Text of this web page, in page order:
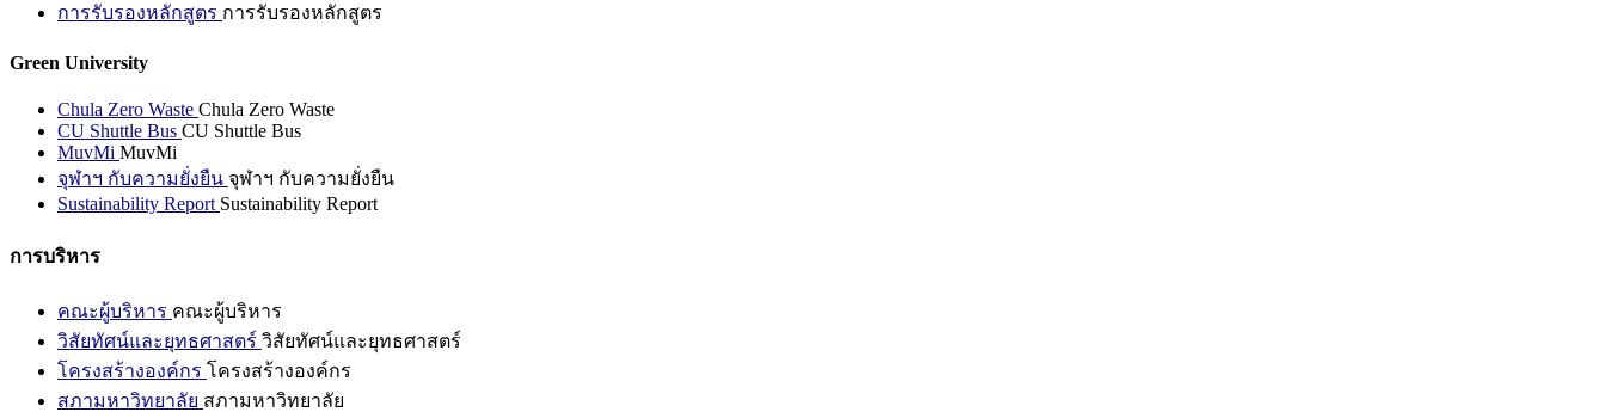
การรับรองหลักสูตร การรับรองหลักสูตร
Green University
Chula Zero Waste Chula Zero Waste
CU Shuttle Bus CU Shuttle Bus
MuvMi MuvMi
จุฬาฯ กับความยั่งยืน จุฬาฯ กับความยั่งยืน
Sustainability Report Sustainability Report
การบริหาร
คณะผู้บริหาร คณะผู้บริหาร
วิสัยทัศน์และยุทธศาสตร์ วิสัยทัศน์และยุทธศาสตร์
โครงสร้างองค์กร โครงสร้างองค์กร
สภามหาวิทยาลัย สภามหาวิทยาลัย